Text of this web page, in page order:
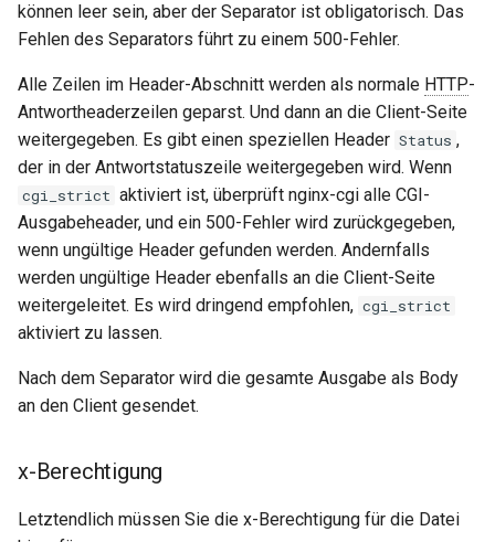
können leer sein, aber der Separator ist obligatorisch. Das
Fehlen des Separators führt zu einem 500-Fehler.
Alle Zeilen im Header-Abschnitt werden als normale HTTP-
Antwortheaderzeilen geparst. Und dann an die Client-Seite
weitergegeben. Es gibt einen speziellen Header Status ,
der in der Antwortstatuszeile weitergegeben wird. Wenn
cgi_strict aktiviert ist, überprüft nginx-cgi alle CGI-
Ausgabeheader, und ein 500-Fehler wird zurückgegeben,
wenn ungültige Header gefunden werden. Andernfalls
werden ungültige Header ebenfalls an die Client-Seite
weitergeleitet. Es wird dringend empfohlen, cgi_strict
aktiviert zu lassen.
Nach dem Separator wird die gesamte Ausgabe als Body
an den Client gesendet.
x-Berechtigung
Letztendlich müssen Sie die x-Berechtigung für die Datei